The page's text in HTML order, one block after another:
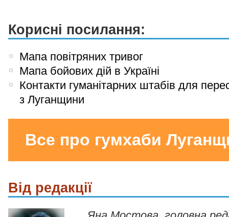
Корисні посилання:
Мапа повітряних тривог
Мапа бойових дій в Україні
Контакти гуманітарних штабів для
з Луганщини
Все про гумхаби
Від редакції